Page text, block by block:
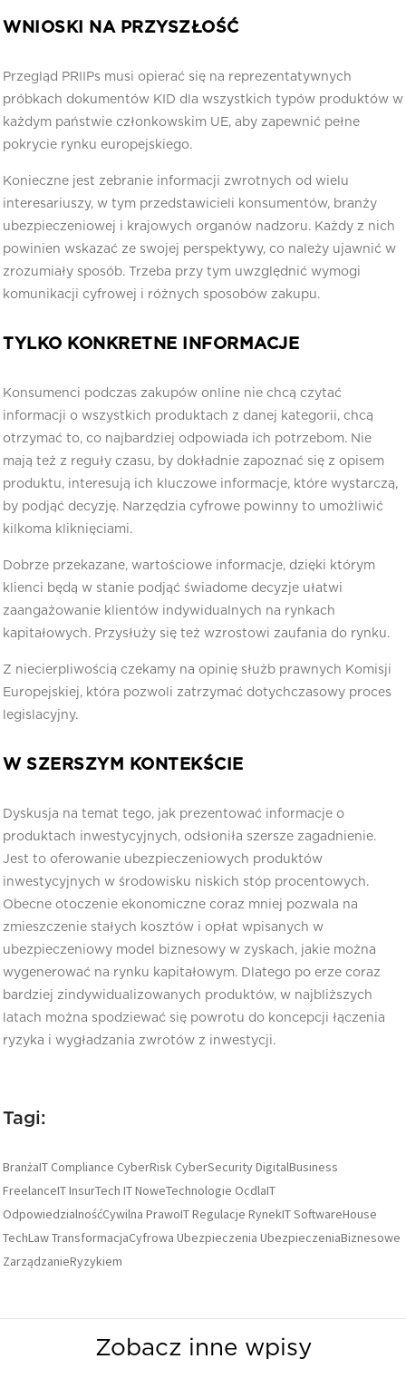
WNIOSKI NA PRZYSZŁOŚĆ
Przegląd PRIIPs musi opierać się na reprezentatywnych
próbkach dokumentów KID dla wszystkich typów produktów w
każdym państwie członkowskim UE, aby zapewnić pełne
pokrycie rynku europejskiego.
Konieczne jest zebranie informacji zwrotnych od wielu
interesariuszy, w tym przedstawicieli konsumentów, branży
ubezpieczeniowej i krajowych organów nadzoru. Każdy z nich
powinien wskazać ze swojej perspektywy, co należy ujawnić w
zrozumiały sposób. Trzeba przy tym uwzględnić wymogi
komunikacji cyfrowej i różnych sposobów zakupu.
TYLKO KONKRETNE INFORMACJE
Konsumenci podczas zakupów online nie chcą czytać
informacji o wszystkich produktach z danej kategorii, chcą
otrzymać to, co najbardziej odpowiada ich potrzebom. Nie
mają też z reguły czasu, by dokładnie zapoznać się z opisem
produktu, interesują ich kluczowe informacje, które wystarczą,
by podjąć decyzję. Narzędzia cyfrowe powinny to umożliwić
kilkoma kliknięciami.
Dobrze przekazane, wartościowe informacje, dzięki którym
klienci będą w stanie podjąć świadome decyzje ułatwi
zaangażowanie klientów indywidualnych na rynkach
kapitałowych. Przysłuży się też wzrostowi zaufania do rynku.
Z niecierpliwością czekamy na opinię służb prawnych Komisji
Europejskiej, która pozwoli zatrzymać dotychczasowy proces
legislacyjny.
W SZERSZYM KONTEKŚCIE
Dyskusja na temat tego, jak prezentować informacje o
produktach inwestycyjnych, odsłoniła szersze zagadnienie.
Jest to oferowanie ubezpieczeniowych produktów
inwestycyjnych w środowisku niskich stóp procentowych.
Obecne otoczenie ekonomiczne coraz mniej pozwala na
zmieszczenie stałych kosztów i opłat wpisanych w
ubezpieczeniowy model biznesowy w zyskach, jakie można
wygenerować na rynku kapitałowym. Dlatego po erze coraz
bardziej zindywidualizowanych produktów, w najbliższych
latach można spodziewać się powrotu do koncepcji łączenia
ryzyka i wygładzania zwrotów z inwestycji.
Tagi:
BranżaIT Compliance CyberRisk CyberSecurityDigitalBusiness
FreelanceITInsurTech ITNoweTechnologie OcdlaIT
OdpowiedzialnośćCywilna PrawoITRegulacje RynekITSoftwareHouse
TechLawTransformacjaCyfrowa Ubezpieczenia UbezpieczeniaBiznesowe
ZarządzanieRyzykiem
Zobacz inne wpisy